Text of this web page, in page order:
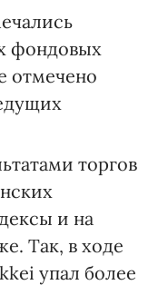
фондовых
отмечено
торгов
и на
Так, в ходе
упал более